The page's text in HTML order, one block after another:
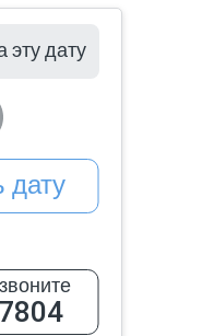
для всей
Хардане,
же,
эту дату
дату